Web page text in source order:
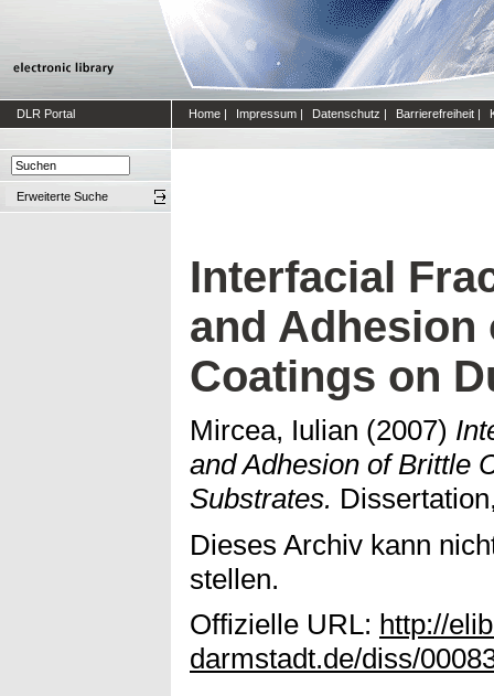
DLR Portal Home | Impressum | Datenschutz | Barrierefreiheit |
Erweiterte Suche
Interfacial
and
Coatings on
Mircea, Iulian (2007)
and Adhesion of Brittle
Substrates.
Dieses Archiv kann
stellen.
Offizielle URL: http://
darmstadt.de/diss/